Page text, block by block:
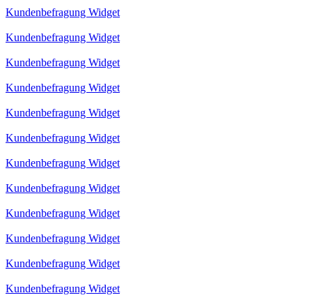
Kundenbefragung Widget
Kundenbefragung Widget
Kundenbefragung Widget
Kundenbefragung Widget
Kundenbefragung Widget
Kundenbefragung Widget
Kundenbefragung Widget
Kundenbefragung Widget
Kundenbefragung Widget
Kundenbefragung Widget
Kundenbefragung Widget
Kundenbefragung Widget